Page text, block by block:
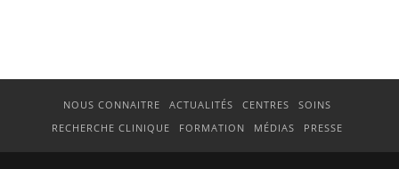
NOUS CONNAITRE ACTUALITÉS CENTRES
SOINS
RECHERCHE CLINIQUE
FORMATION MÉDIAS PRESSE